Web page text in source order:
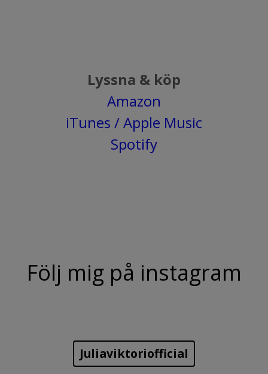
Lyssna & köp
Amazon
iTunes / Apple Music
Spotify
Följ mig på instagram
Juliaviktoriofficial